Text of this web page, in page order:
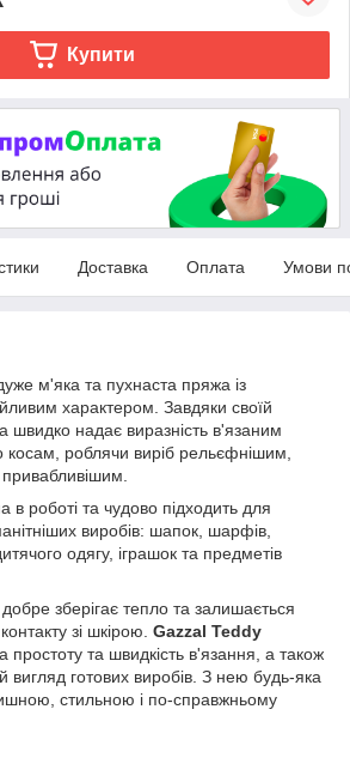
Купити
Доставка Оплата Умови
м'яка та пухнаста пряжа із
характером. Завдяки своїй
швидко надає виразність в'язаним
косам, роблячи виріб рельєфнішим,
привабливішим.
роботі та чудово підходить для
виробів: шапок, шарфів,
одягу, іграшок та предметів
зберігає тепло та залишається
зі шкірою. Gazzal Teddy
простоту та швидкість в'язання, а також
вигляд готових виробів. З нею будь-яка
стильною і по-справжньому